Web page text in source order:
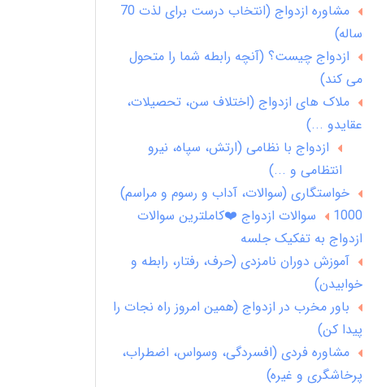
مشاوره ازدواج (انتخاب درست برای لذت 70
ساله)
ازدواج چیست؟ (آنچه رابطه شما را متحول
می کند)
ملاک های ازدواج (اختلاف سن، تحصیلات،
عقایدو ...)
ازدواج با نظامی (ارتش، سپاه، نیرو
انتظامی و ...)
خواستگاری (سوالات، آداب و رسوم و مراسم)
1000 سوالات ازدواج ❤️کاملترین سوالات
ازدواج به تفکیک جلسه
آموزش دوران نامزدی (حرف، رفتار، رابطه و
خوابیدن)
باور مخرب در ازدواج (همین امروز راه نجات را
پیدا کن)
مشاوره فردی (افسردگی، وسواس، اضطراب،
پرخاشگری و غیره)